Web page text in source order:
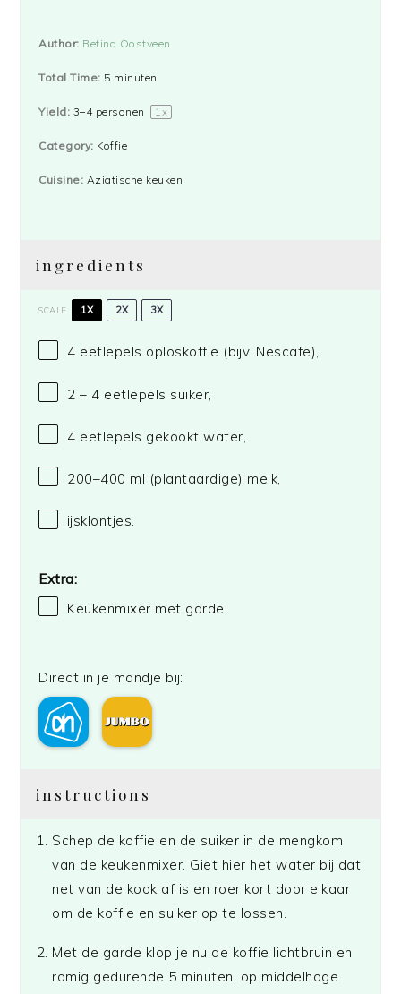
Author: Betina Oostveen
Total Time: 5 minuten
Yield: 3–4personen 1x
Category: Koffie
Cuisine: Aziatische keuken
ingredients
SCALE 1X 2X 3X
4 eetlepels oploskoffie (bijv. Nescafe),
2 – 4 eetlepels suiker,
4 eetlepels gekookt water,
200–400 ml (plantaardige) melk,
ijsklontjes.
Extra:
Keukenmixer met garde.
Direct in je mandje bij:
instructions
Schep de koffie en de suiker in de mengkom
van de keukenmixer. Giet hier het water bij dat
net van de kook af is en roer kort door elkaar
om de koffie en suiker op te lossen.
Met de garde klop je nu de koffie lichtbruin en
romig gedurende 5 minuten, op middelhoge